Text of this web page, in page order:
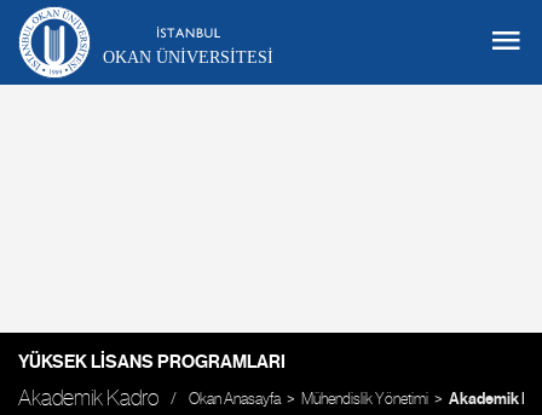
OKAN ÜNIVERSITESI
YÜKSEK LISANS PROGRAMLARI
Akademik Kadro Okan Anasayfa Mühendislik Yönetimi Akademik